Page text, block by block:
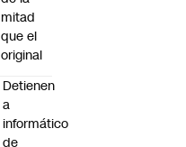
mitad
que el
original
Detienen
a
informático
de